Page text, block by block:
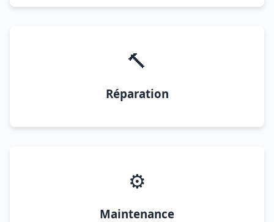
🔨
Réparation
⚙️
Maintenance